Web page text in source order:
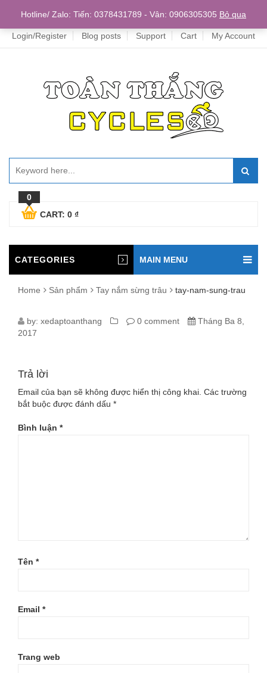
Home
Login/Register Blog posts Support Cart My Account
0
CART: 0 ₫
CATEGORIES MAIN MENU
Home Sản phẩm Tay nắm sừng trâu tay-nam-sung-trau
TAY-
SUNG-
TRAU
by: xedaptoanthang 0 comment
Tháng Ba 8,
2017
Trả lời
Email của bạn sẽ không được hiển thị công khai. Các trường
bắt buộc được đánh dấu *
Bình luận *
Tên *
Email *
Trang web
Hotline/ Zalo: Tiến: 0378431789 - Vân: 0906305305 Bỏ qua